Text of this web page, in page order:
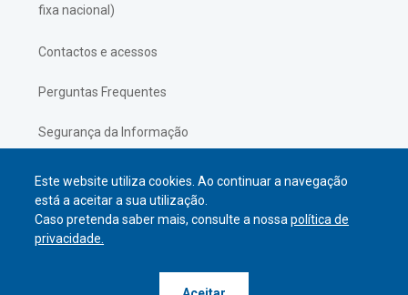
Este website utiliza cookies. Ao continuar a navegação
está a aceitar a sua utilização.
Caso pretenda saber mais, consulte a nossapolítica de
privacidade.
fixa nacional)
Contactos e acessos
Perguntas Frequentes
Segurança da Informação
Política de Privacidade
© APL Administração do Porto de